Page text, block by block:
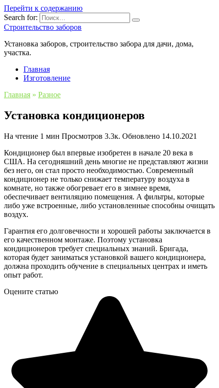
Перейти к содержанию
Search for:
Строительство заборов
Установка заборов, строительство забора для дачи, дома,
участка.
Главная
Изготовление
Главная » Разное
Установка кондиционеров
На чтение 1 мин Просмотров 3.3к. Обновлено 14.10.2021
Кондиционер был впервые изобретен в начале 20 века в
США. На сегодняшний день многие не представляют жизни
без него, он стал просто необходимостью. Современный
кондиционер не только снижает температуру воздуха в
комнате, но также обогревает его в зимнее время,
обеспечивает вентиляцию помещения. А фильтры, которые
либо уже встроенные, либо установленные способны очищать
воздух.
Гарантия его долговечности и хорошей работы заключается в
его качественном монтаже. Поэтому установка
кондиционеров требует специальных знаний. Бригада,
которая будет заниматься установкой вашего кондиционера,
должна проходить обучение в специальных центрах и иметь
опыт работ.
Оцените статью